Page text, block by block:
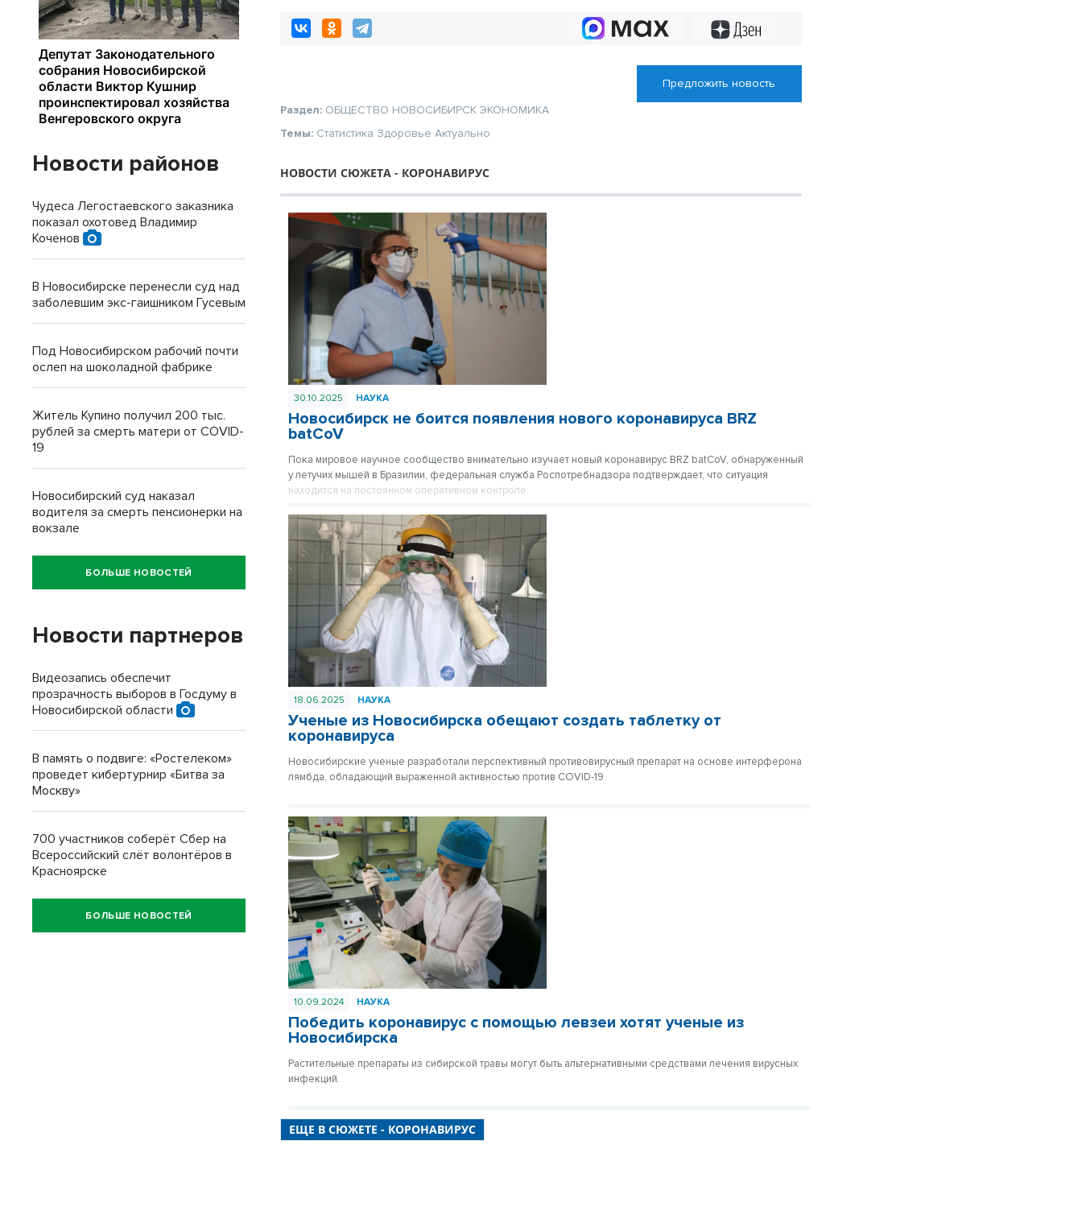
Предложить новость
Раздел: ОБЩЕСТВО НОВОСИБИРСК ЭКОНОМИКА
Темы: Статистика Здоровье Актуально
НОВОСТИ СЮЖЕТА - КОРОНАВИРУС
30.10.2025 НАУКА
Новосибирск не боится появления нового коронавируса BRZ
batCoV
Пока мировое научное сообщество внимательно изучает новый коронавирус BRZ batCoV, обнаруженный
у летучих мышей в Бразилии, федеральная служба Роспотребнадзора подтверждает, что ситуация
находится на постоянном оперативном контроле.
18.06.2025 НАУКА
Ученые из Новосибирска обещают создать таблетку от
коронавируса
Новосибирские ученые разработали перспективный противовирусный препарат на основе интерферона
лямбда, обладающий выраженной активностью против COVID-19.
10.09.2024 НАУКА
Победить коронавирус с помощью левзеи хотят ученые из
Новосибирска
Растительные препараты из сибирской травы могут быть альтернативными средствами лечения вирусных
инфекций.
ЕЩЕ В СЮЖЕТЕ - КОРОНАВИРУС
Новости районов
Чудеса Легостаевского заказника
показал охотовед Владимир
Коченов
В Новосибирске перенесли суд над
заболевшим экс-гаишником Гусевым
Под Новосибирском рабочий почти
ослеп на шоколадной фабрике
Житель Купино получил 200 тыс.
рублей за смерть матери от COVID-
19
Новосибирский суд наказал
водителя за смерть пенсионерки на
вокзале
БОЛЬШЕ НОВОСТЕЙ
Новости партнеров
Видеозапись обеспечит
прозрачность выборов в Госдуму в
Новосибирской области
В память о подвиге: «Ростелеком»
проведет кибертурнир «Битва за
Москву»
700 участников соберёт Сбер на
Всероссийский слёт волонтёров в
Красноярске
БОЛЬШЕ НОВОСТЕЙ